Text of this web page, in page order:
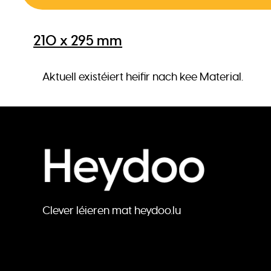
210 x 295 mm
Aktuell existéiert heifir nach kee Material.
Clever léieren mat heydoo.lu